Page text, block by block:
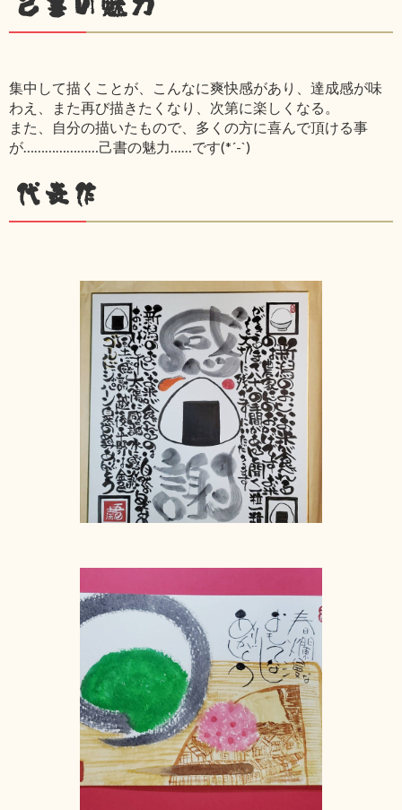
集中して描くことが、こんなに爽快感があり、達成感が味
わえ、また再び描きたくなり、次第に楽しくなる。
また、自分の描いたもので、多くの方に喜んで頂ける事
が…………………己書の魅力……です(*´-`)
代表作